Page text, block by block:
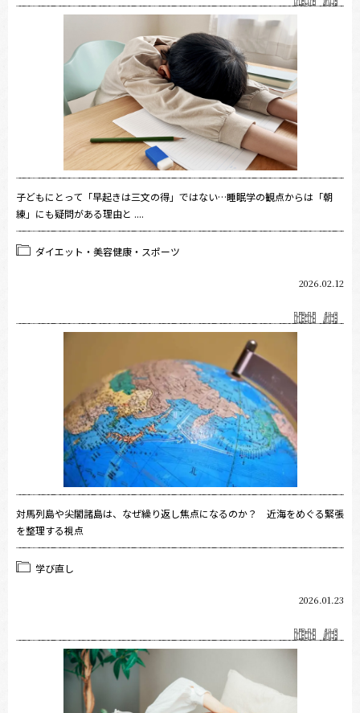
子どもにとって「早起きは三文の得」ではない…睡眠学の観点からは「朝
練」にも疑問がある理由と ....
ダイエット・美容健康・スポーツ
2026.02.12
対馬列島や尖閣諸島は、なぜ繰り返し焦点になるのか？ 近海をめぐる緊張
を整理する視点
学び直し
2026.01.23